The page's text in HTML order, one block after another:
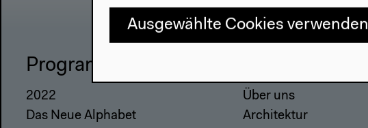
Programm
2022
Das Neue Alphabet
Über uns
Architektur
Ausgewählte Cookies verwenden